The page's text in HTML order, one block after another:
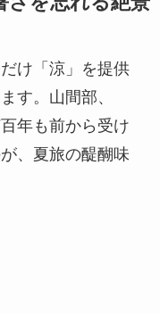
け「涼」を提供
す。山間部、
年も前から受け
、夏旅の醍醐味